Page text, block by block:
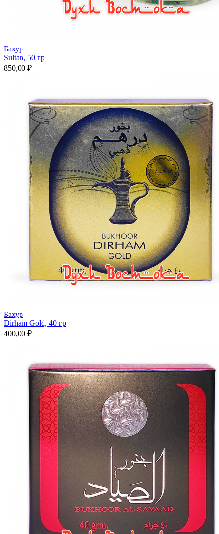
Бахур
Sultan, 50 гр
850,00 ₽
Бахур
Dirham Gold, 40 гр
400,00 ₽